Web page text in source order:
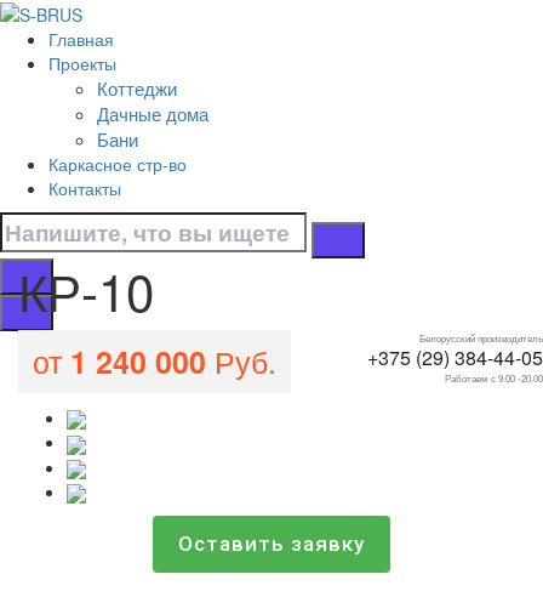
Перейти к контенту
Главная
Проекты
Коттеджи
Дачные дома
Бани
Каркасное стр-во
Контакты
Белорусский производитель
+375 (29) 384-44-05
Работаем с 9.00 -20.00
КР-10
Все проекты домов
КР-10
КР-10
от 1 240 000 Руб.
Оставить заявку